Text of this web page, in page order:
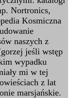
Nortronics,
Kosmiczna
naszych z
jeśli wstęp
wypadku
mi w tej
z lat
marsjańskie.